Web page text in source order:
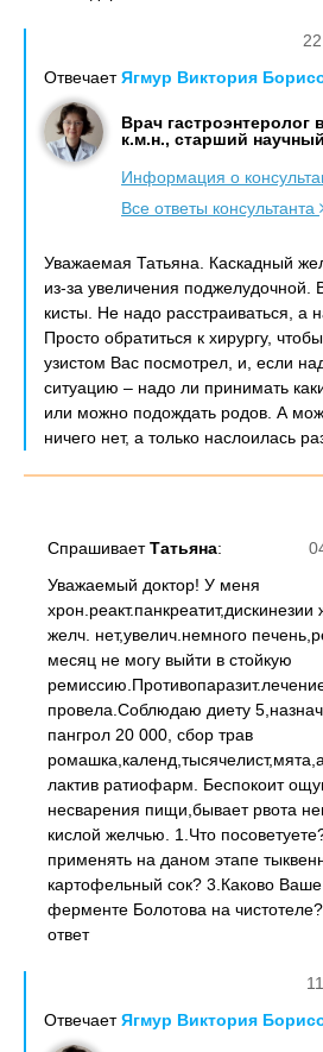
ОтвечаетЯгмур Виктория
Врач гастроэнтеролог
к.м.н., старший
Информация о
Все ответы консультанта
Уважаемая Татьяна. Каскадный
из-за увеличения поджелудочной.
кисты. Не надо расстраиваться, а
Просто обратиться к хирургу,
узистом Вас посмотрел, и, если
ситуацию – надо ли принимать
или можно подождать родов. А
ничего нет, а только наслоилась
СпрашиваетТатьяна:
Уважаемый доктор! У меня
желч. нет,увелич.немного
месяц не могу выйти в стойкую
провела.Соблюдаю диету
пангрол 20 000, сбор трав
лактив ратиофарм. Беспокоит
несварения пищи,бывает рвота
кислой желчью. 1.Что
применять на даном этапе
картофельный сок? 3.Каково
ферменте Болотова на
ответ
ОтвечаетЯгмур Виктория